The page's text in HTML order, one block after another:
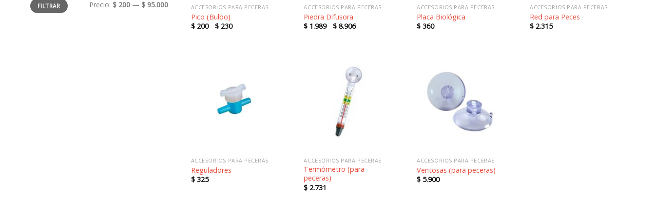
mínimo
máximo
FILTRAR Precio: $ 200— $ 95.000 ACCESORIOS PARA PECERAS
Pico (Bulbo)
$200 - $230Rango
ACCESORIOS PARA PECERAS
Piedra Difusora
$ 1.989 - $ 8.906Rango
$ 8.906
ACCESORIOS PARA PECERAS
Placa Biológica
$ 360
ACCESORIOS PARA PECERAS
Red para Peces
$ 2.315
ACCESORIOS PARA PECERAS
Reguladores
$325
ACCESORIOS PARA PECERAS
Termómetro (para
peceras)
$ 2.731
deseos
ACCESORIOS PARA PECERAS
Ventosas (para peceras)
$ 5.900